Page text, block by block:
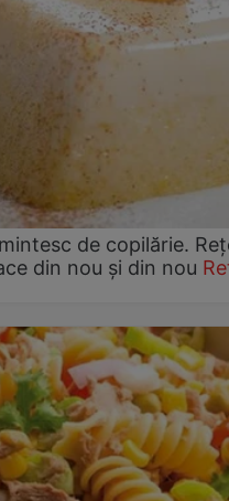
de copilărie.
din nou și din nou